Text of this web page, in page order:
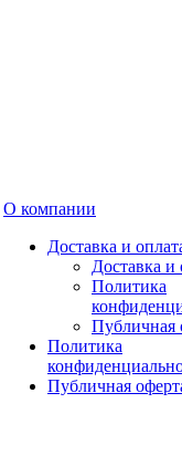
О компании
Доставка и
Доставка и
Политика
Публичная
Политика
Публичная